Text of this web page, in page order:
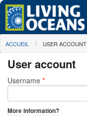
Skip to main content
À propos de nous
Nos campagnes
Les Cartes
You are here
ACCUEIL USER ACCOUNT
User account
Primary tabs
Username *
More information?